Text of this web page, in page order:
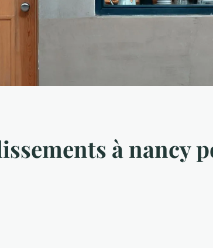
à nancy